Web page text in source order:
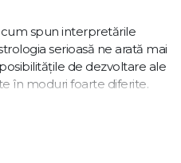
cum spun interpretările
serioasă ne arată mai
de dezvoltare ale
în moduri foarte diferite.
jungiene. Astfel, ea